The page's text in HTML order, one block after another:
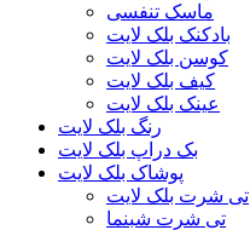
ماسک تنفسی
بادکنک بلک لایت
کوسن بلک لایت
کیف بلک لایت
عینک بلک لایت
رنگ بلک لایت
بک دراپ بلک لایت
پوشاک بلک لایت
تی شرت بلک لایت
تی شرت شبنما